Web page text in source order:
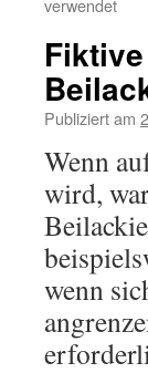
verwendet
Publiziert am
Wenn
wird,
wenn